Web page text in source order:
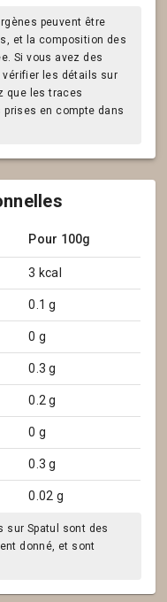
peuvent être
et la composition des
Si vous avez des
les détails sur
que les traces
en compte dans
Pour 100g
3 kcal
0.1 g
0 g
0.3 g
0.2 g
0 g
0.3 g
0.02 g
sur Spatul sont des
donné, et sont